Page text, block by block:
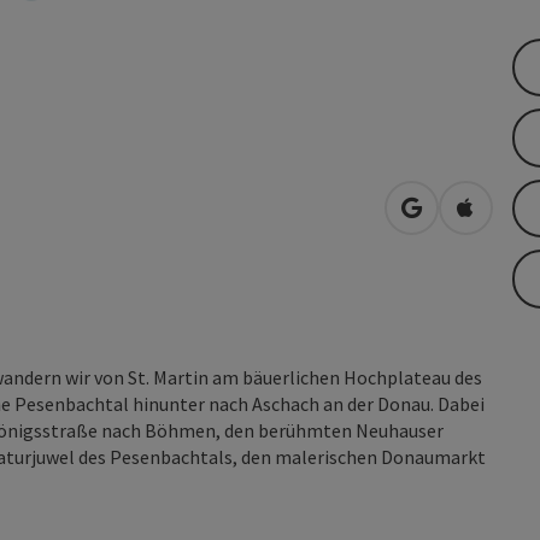
in Google
in
wir von St. Martin am bäuer­lichen Hochplateau des
hinunter nach Aschach an der Donau. Dabei
nach Böhmen, den berühmten Neuhauser
des Pesenbachtals, den malerischen Donaumarkt